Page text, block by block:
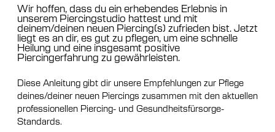
Wir hoffen, dass du ein erhebendes Erlebnis in
unserem Piercingstudio hattest und mit
deinem/deinen neuen Piercing(s) zufrieden bist. Jetzt
liegt es an dir, es gut zu pflegen, um eine schnelle
Heilung und eine insgesamt positive
Piercingerfahrung zu gewährleisten.
Diese Anleitung gibt dir unsere Empfehlungen zur Pflege
deines/deiner neuen Piercings zusammen mit den aktuellen
professionellen Piercing- und Gesundheitsfürsorge-
Standards.